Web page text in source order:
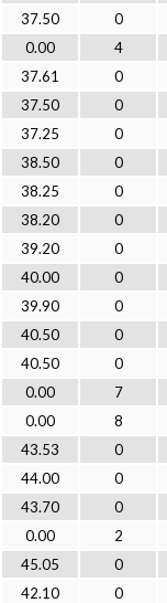
37.50 0
0.00 4
37.61 0
37.50 0
37.25 0
38.50 0
38.25 0
38.20 0
39.20 0
40.00 0
39.90 0
40.50 0
40.50 0
0.00 7
0.00 8
43.53 0
44.00 0
43.70 0
0.00 2
45.05 0
42.10 0